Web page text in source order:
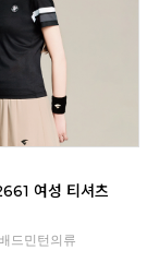
여성 티셔츠
드민턴의류